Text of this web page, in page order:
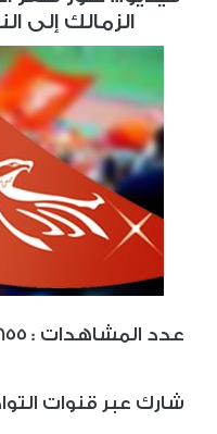
الزمالك إلى
: عدد المشاهدات
شارك عبر قنوات